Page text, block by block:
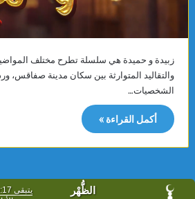
زبيدة و حميدة هي سلسلة تطرح مختلف المواضيع
والتقاليد المتوارثة بين سكان مدينة صفاقس،
الشخصيات…
أكمل القراءة »